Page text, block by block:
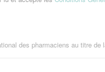
des pharmaciens au titre de